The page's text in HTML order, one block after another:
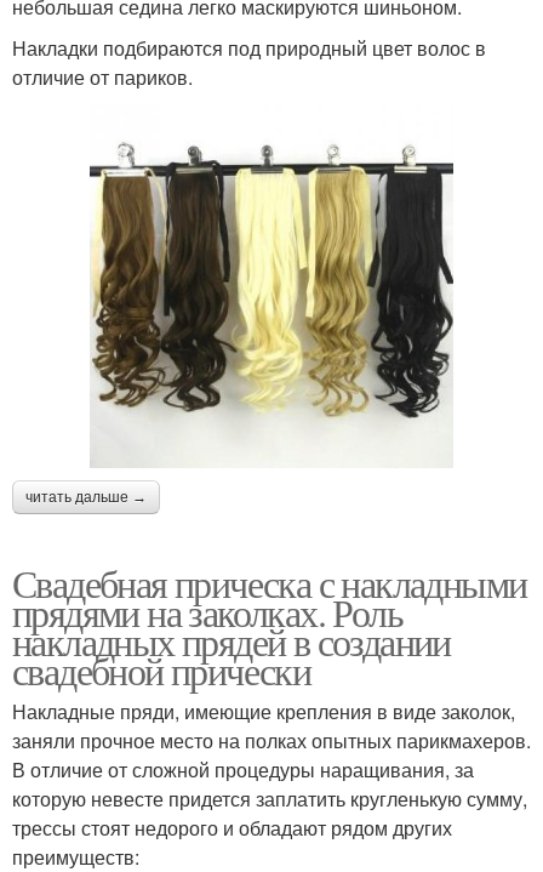
небольшая седина легко маскируются шиньоном.
Накладки подбираются под природный цвет волос в
отличие от париков.
читать дальше →
Свадебная прическа с накладными
прядями на заколках. Роль
накладных прядей в создании
свадебной прически
Накладные пряди, имеющие крепления в виде заколок,
заняли прочное место на полках опытных парикмахеров.
В отличие от сложной процедуры наращивания, за
которую невесте придется заплатить кругленькую сумму,
трессы стоят недорого и обладают рядом других
преимуществ: